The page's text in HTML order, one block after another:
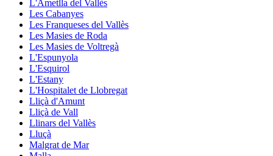
L'Ametlla del Vallès
Les Cabanyes
Les Franqueses del Vallès
Les Masies de Roda
Les Masies de Voltregà
L'Espunyola
L'Esquirol
L'Estany
L'Hospitalet de Llobregat
Lliçà d'Amunt
Lliçà de Vall
Llinars del Vallès
Lluçà
Malgrat de Mar